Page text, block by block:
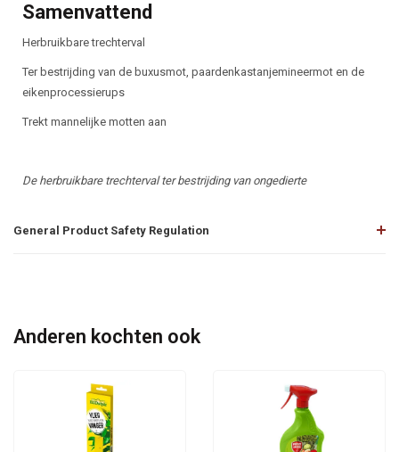
Samenvattend
Herbruikbare trechterval
Ter bestrijding van de buxusmot, paardenkastanjemineermot en de
eikenprocessierups
Trekt mannelijke motten aan
De herbruikbare trechterval ter bestrijding van ongedierte
General Product Safety Regulation
Anderen kochten ook